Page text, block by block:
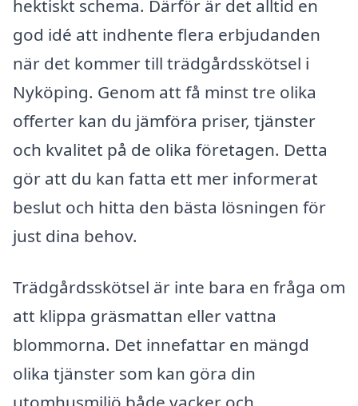
hektiskt schema. Därför är det alltid en
god idé att indhente flera erbjudanden
när det kommer till trädgårdsskötsel i
Nyköping. Genom att få minst tre olika
offerter kan du jämföra priser, tjänster
och kvalitet på de olika företagen. Detta
gör att du kan fatta ett mer informerat
beslut och hitta den bästa lösningen för
just dina behov.
Trädgårdsskötsel är inte bara en fråga om
att klippa gräsmattan eller vattna
blommorna. Det innefattar en mängd
olika tjänster som kan göra din